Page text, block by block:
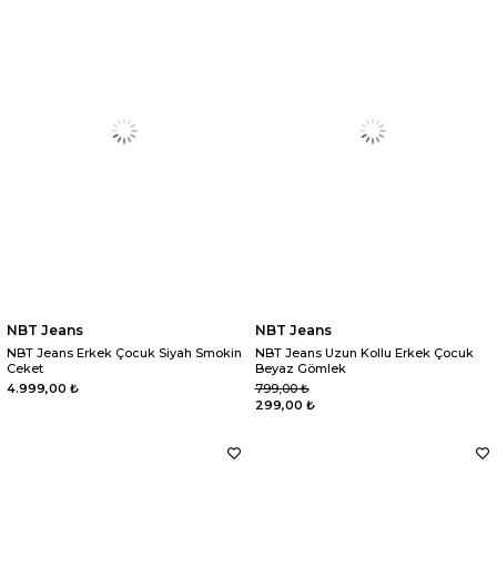
NBT Jeans
NBT Jeans Erkek Çocuk Siyah Smokin
Ceket
4.999,00 ₺
NBT Jeans
NBT Jeans Uzun Kollu Erkek Çocuk
Beyaz Gömlek
299,00 ₺
799,00 ₺